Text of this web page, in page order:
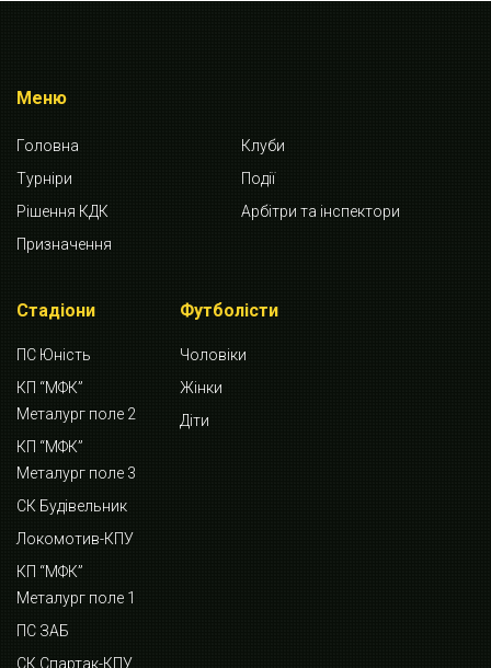
Меню
Головна
Клуби
Турніри
Події
Рішення КДК
Арбітри та інспектори
Призначення
Стадіони
ПС Юність
КП “МФК”
Металург поле 2
КП “МФК”
Металург поле 3
СК Будівельник
Локомотив-КПУ
КП “МФК”
Металург поле 1
ПС ЗАБ
СК Спартак-КПУ
Футболісти
Чоловіки
Жінки
Діти